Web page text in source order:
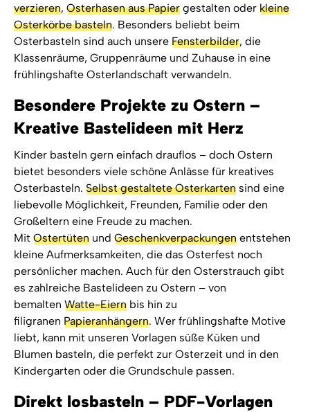
verzieren, Osterhasen aus Papier gestalten oder kleine
Osterkörbe basteln. Besonders beliebt beim
Osterbasteln sind auch unsere Fensterbilder, die
Klassenräume, Gruppenräume und Zuhause in eine
frühlingshafte Osterlandschaft verwandeln.
Besondere Projekte zu Ostern –
Kreative Bastelideen mit Herz
Kinder basteln gern einfach drauflos – doch Ostern
bietet besonders viele schöne Anlässe für kreatives
Osterbasteln. Selbst gestaltete Osterkarten sind eine
liebevolle Möglichkeit, Freunden, Familie oder den
Großeltern eine Freude zu machen.
Mit Ostertüten und Geschenkverpackungen entstehen
kleine Aufmerksamkeiten, die das Osterfest noch
persönlicher machen. Auch für den Osterstrauch gibt
es zahlreiche Bastelideen zu Ostern – von
bemalten Watte-Eiern bis hin zu
filigranen Papieranhängern. Wer frühlingshafte Motive
liebt, kann mit unseren Vorlagen süße Küken und
Blumen basteln, die perfekt zur Osterzeit und in den
Kindergarten oder die Grundschule passen.
Direkt losbasteln – PDF-Vorlagen